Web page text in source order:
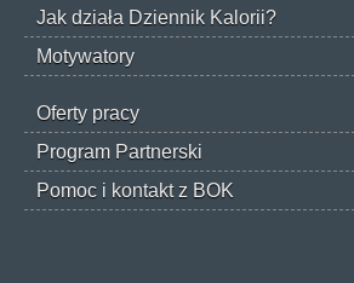
Jak działa Dziennik Kalorii?
Motywatory
Oferty pracy
Program Partnerski
Pomoc i kontakt z BOK